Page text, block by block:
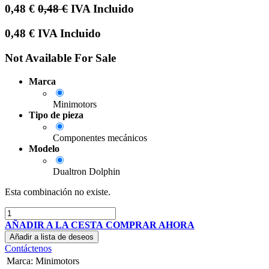
0,48 € 0,48€ IVA Incluido
0,48 € IVA Incluido
Not Available For Sale
Marca
Minimotors
Tipo de pieza
Componentes mecánicos
Modelo
Dualtron Dolphin
Esta combinación no existe.
AÑADIR A LA CESTA COMPRAR AHORA
Añadir a lista de deseos
Contáctenos
Marca: Minimotors